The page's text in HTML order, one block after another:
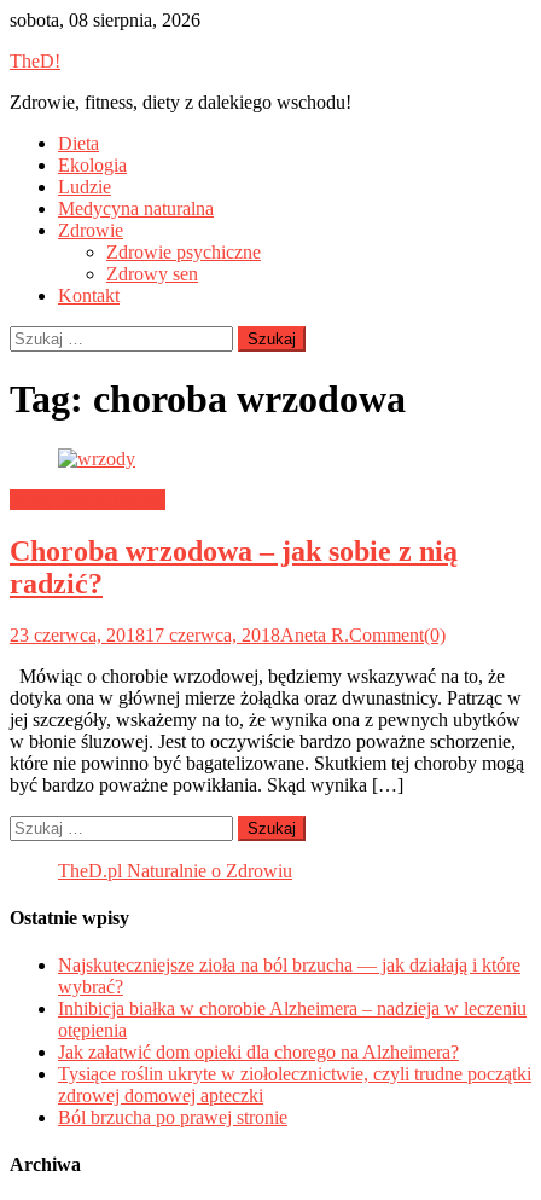
Skip
content
sobota, 08 sierpnia, 2026
TheD!
Zdrowie, fitness, diety z dalekiego wschodu!
Dieta
Ekologia
Ludzie
Medycyna naturalna
Zdrowie
Zdrowie psychiczne
Zdrowy sen
Kontakt
Szukaj:
Tag: choroba wrzodowa
Choroba wrzodowa – jak sobie z nią
radzić?
23 czerwca, 201817 czerwca, 2018Aneta R.Comment(0)
Mówiąc o chorobie wrzodowej, będziemy wskazywać na to, że
dotyka ona w głównej mierze żołądka oraz dwunastnicy. Patrząc w
jej szczegóły, wskażemy na to, że wynika ona z pewnych ubytków
w błonie śluzowej. Jest to oczywiście bardzo poważne schorzenie,
które nie powinno być bagatelizowane. Skutkiem tej choroby mogą
być bardzo poważne powikłania. Skąd wynika […]
Szukaj:
TheD.pl Naturalnie o Zdrowiu
Ostatnie wpisy
Najskuteczniejsze zioła na ból brzucha — jak działają i które
wybrać?
Inhibicja białka w chorobie Alzheimera – nadzieja w leczeniu
otępienia
Jak załatwić dom opieki dla chorego na Alzheimera?
Tysiące roślin ukryte w ziołolecznictwie, czyli trudne początki
zdrowej domowej apteczki
Ból brzucha po prawej stronie
Archiwa